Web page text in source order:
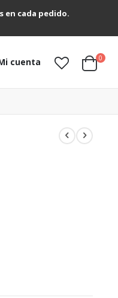
en cada pedido.
cuenta Cart
0